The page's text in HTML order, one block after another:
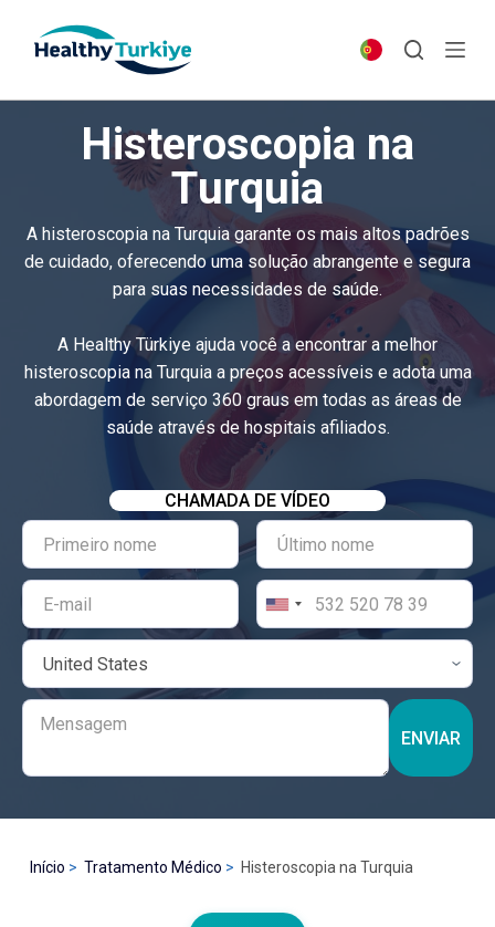
p
n
t
Histeroscopia na
Turquia
A histeroscopia na Turquia garante os mais altos padrões
de cuidado, oferecendo uma solução abrangente e segura
para suas necessidades de saúde.
A Healthy Türkiye ajuda você a encontrar a melhor
histeroscopia na Turquia a preços acessíveis e adota uma
abordagem de serviço 360 graus em todas as áreas de
saúde através de hospitais afiliados.
CHAMADA DE VÍDEO
ENVIAR
Início Tratamento Médico Histeroscopia na Turquia